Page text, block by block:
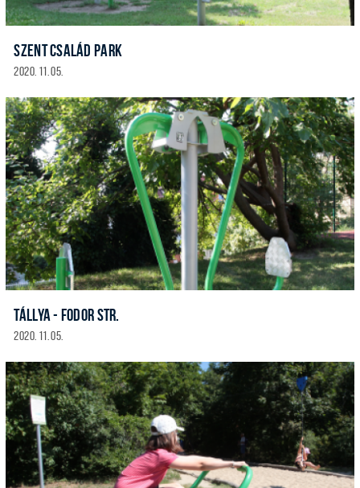
SZENT CSALÁD PARK
2020. 11. 05.
TÁLLYA - FODOR STR.
2020. 11. 05.